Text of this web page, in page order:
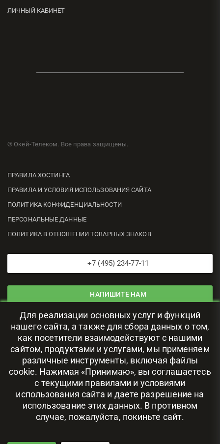
ЛИЧНЫЙ КАБИНЕТ
© Окей-Телеком. Все права защищены.
ПРАВИЛА ХОСТИНГА
ПРАВИЛА И УСЛОВИЯ ИСПОЛЬЗОВАНИЯ САЙТА
ПОЛИТИКА КОНФИДЕНЦИАЛЬНОСТИ
ПЕРСОНАЛЬНЫЕ ДАННЫЕ
ПОЛИТИКА В ОТНОШЕНИИ ТОВАРНЫХ ЗНАКОВ
+7 (495) 234-77-11
НАПИШИТЕ НАМ
ЦОД В РОССИИ
111024, г. Москва, ул. Авиамоторная, 69
Для реализации основных услуг и функций
нашего сайта, а также для сбора данных о том,
как посетители взаимодействуют с нашими
сайтом, продуктами и услугами, мы применяем
различные инструменты, включая файлы
cookie. Нажимая «Принимаю», вы соглашаетесь
с текущими правилами и условиями
использования сайта и даете разрешение на
использование этих данных. В противном
случае, пожалуйста, покиньте сайт.